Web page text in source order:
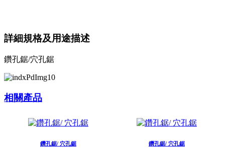
詳細規格及用途描述
鑽孔鋸/穴孔鋸
相關產品
鑽孔鋸/ 穴孔鋸 鑽孔鋸/ 穴孔鋸